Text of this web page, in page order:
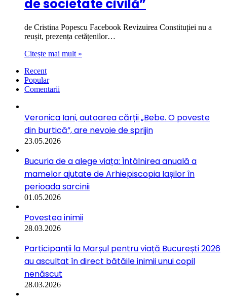
de societate civilă”
de Cristina Popescu Facebook Revizuirea Constituției nu a
reușit, prezența cetățenilor…
Citește mai mult »
Recent
Popular
Comentarii
Veronica Iani, autoarea cărții „Bebe. O poveste
din burtică”, are nevoie de sprijin
23.05.2026
Bucuria de a alege viața: Întâlnirea anuală a
mamelor ajutate de Arhiepiscopia Iașilor în
perioada sarcinii
01.05.2026
Povestea inimii
28.03.2026
Participanții la Marșul pentru viață București 2026
au ascultat în direct bătăile inimii unui copil
nenăscut
28.03.2026